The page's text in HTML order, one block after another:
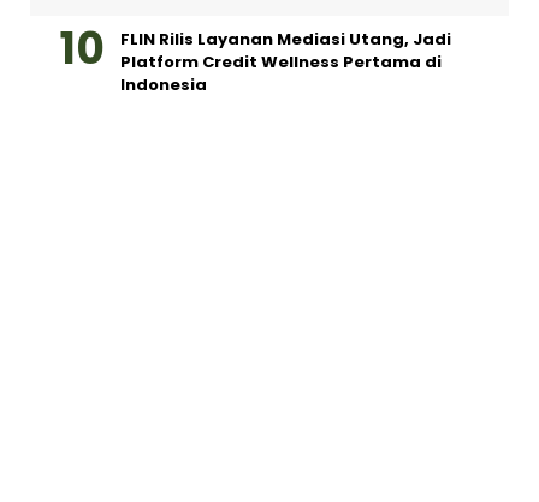
FLIN Rilis Layanan Mediasi Utang, Jadi
Platform Credit Wellness Pertama di
Indonesia